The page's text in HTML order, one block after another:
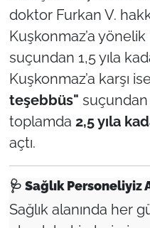
doktor Furkan V.
Kuşkonmaz’a yönelik
suçundan 1,5 yıla
Kuşkonmaz’a karşı
teşebbüs" suçundan
toplamda 2,5 yıla
açtı.
🩺 Sağlık Personeliyiz
Sağlık alanında her